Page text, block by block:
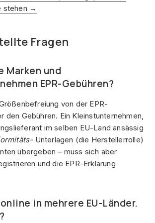
stehen →
Fragen
Marken und
EPR-Gebühren?
von der EPR-
den Gebühren. Ein Kleinstunternehmen,
im selben EU-Land ansässig
Unterlagen (die Herstellerrolle)
übergeben – muss sich aber
und die EPR-Erklärung
in mehrere EU-Länder.